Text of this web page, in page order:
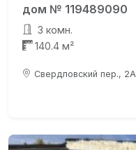
дом № 119489090
3 комн.
140.4 м²
Свердловский пер., 2А